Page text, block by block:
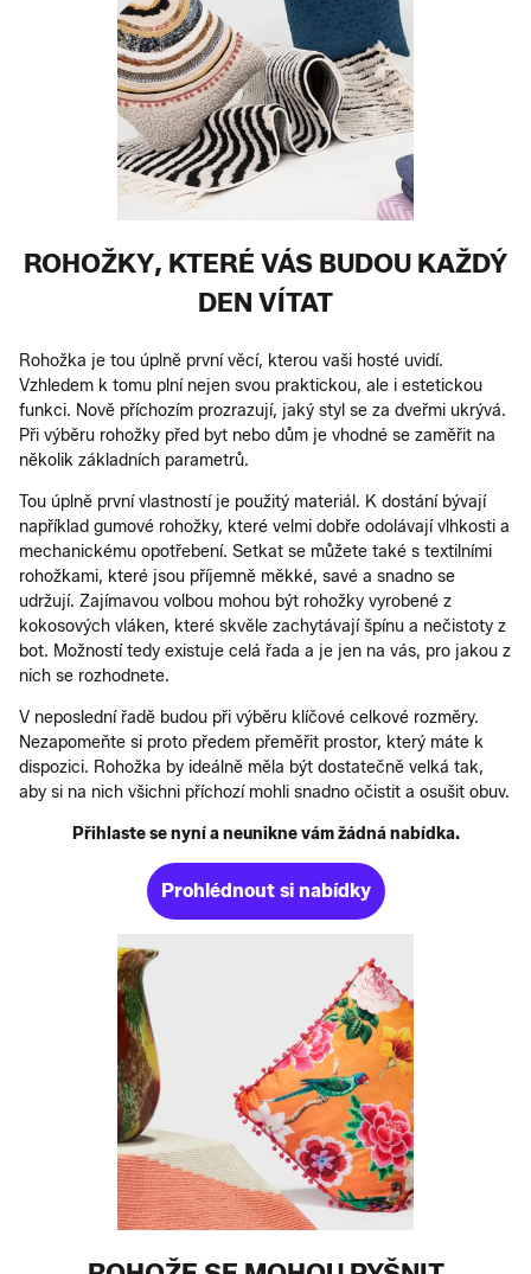
ROHOŽKY, KTERÉ VÁS BUDOU KAŽDÝ
DEN VÍTAT
Rohožka je tou úplně první věcí, kterou vaši hosté uvidí.
Vzhledem k tomu plní nejen svou praktickou, ale i estetickou
funkci. Nově příchozím prozrazují, jaký styl se za dveřmi ukrývá.
Při výběru rohožky před byt nebo dům je vhodné se zaměřit na
několik základních parametrů.
Tou úplně první vlastností je použitý materiál. K dostání bývají
například gumové rohožky, které velmi dobře odolávají vlhkosti a
mechanickému opotřebení. Setkat se můžete také s textilními
rohožkami, které jsou příjemně měkké, savé a snadno se
udržují. Zajímavou volbou mohou být rohožky vyrobené z
kokosových vláken, které skvěle zachytávají špínu a nečistoty z
bot. Možností tedy existuje celá řada a je jen na vás, pro jakou z
nich se rozhodnete.
V neposlední řadě budou při výběru klíčové celkové rozměry.
Nezapomeňte si proto předem přeměřit prostor, který máte k
dispozici. Rohožka by ideálně měla být dostatečně velká tak,
aby si na nich všichni příchozí mohli snadno očistit a osušit obuv.
Přihlaste se nyní a neunikne vám žádná nabídka.
Prohlédnout si nabídky